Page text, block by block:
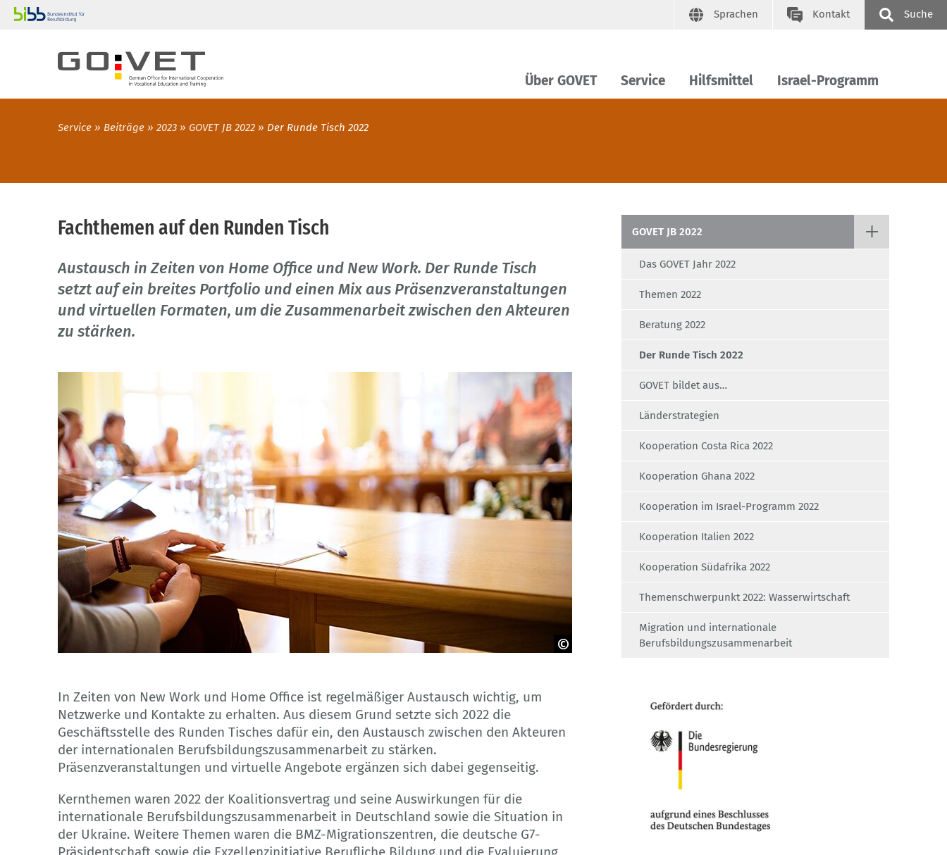
Sprachen Kontakt Suche
Über GOVET Service Hilfsmittel Israel-Programm
Service Beiträge 2023 GOVET JB 2022 Der Runde Tisch 2022
Fachthemen auf den Runden Tisch
Austausch in Zeiten von Home Office und New Work. Der Runde Tisch
setzt auf ein breites Portfolio und einen Mix aus Präsenzveranstaltungen
und virtuellen Formaten, um die Zusammenarbeit zwischen den Akteuren
zu stärken.
In Zeiten von New Work und Home Office ist regelmäßiger Austausch wichtig, um
Netzwerke und Kontakte zu erhalten. Aus diesem Grund setzte sich 2022 die
Geschäftsstelle des Runden Tisches dafür ein, den Austausch zwischen den Akteuren
der internationalen Berufsbildungszusammenarbeit zu stärken.
Präsenzveranstaltungen und virtuelle Angebote ergänzen sich dabei gegenseitig.
Kernthemen waren 2022 der Koalitionsvertrag und seine Auswirkungen für die
internationale Berufsbildungszusammenarbeit in Deutschland sowie die Situation in
der Ukraine. Weitere Themen waren die BMZ-Migrationszentren, die deutsche G7-
GOVET JB 2022
Das GOVET Jahr 2022
Themen 2022
Beratung 2022
Der Runde Tisch 2022
GOVET bildet aus…
Länderstrategien
Kooperation Costa Rica 2022
Kooperation Ghana 2022
Kooperation im Israel-Programm 2022
Kooperation Italien 2022
Kooperation Südafrika 2022
Themenschwerpunkt 2022: Wasserwirtschaft
Migration und internationale
Berufsbildungszusammenarbeit